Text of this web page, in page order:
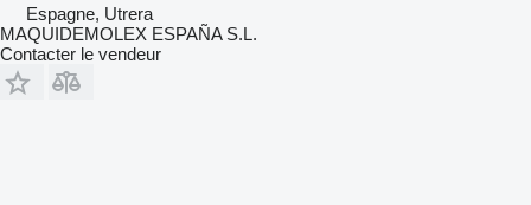
Espagne, Utrera
MAQUIDEMOLEX ESPAÑA S.L.
Contacter le vendeur